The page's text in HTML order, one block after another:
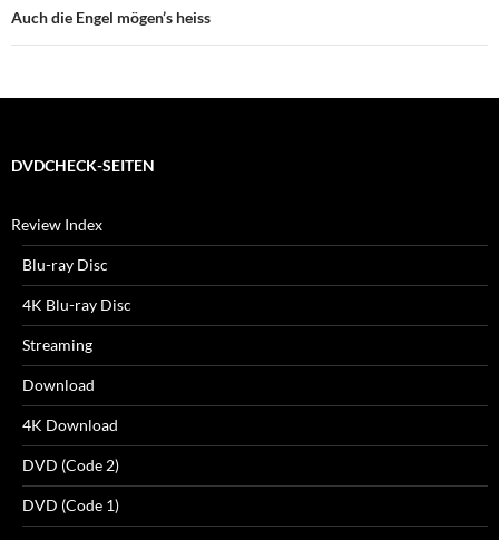
Auch die Engel mögen’s heiss
DVDCHECK-SEITEN
Review Index
Blu-ray Disc
4K Blu-ray Disc
Streaming
Download
4K Download
DVD (Code 2)
DVD (Code 1)